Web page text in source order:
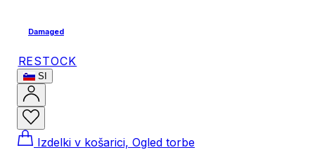
Damaged
RESTOCK
SI
Izdelki v košarici, Ogled torbe